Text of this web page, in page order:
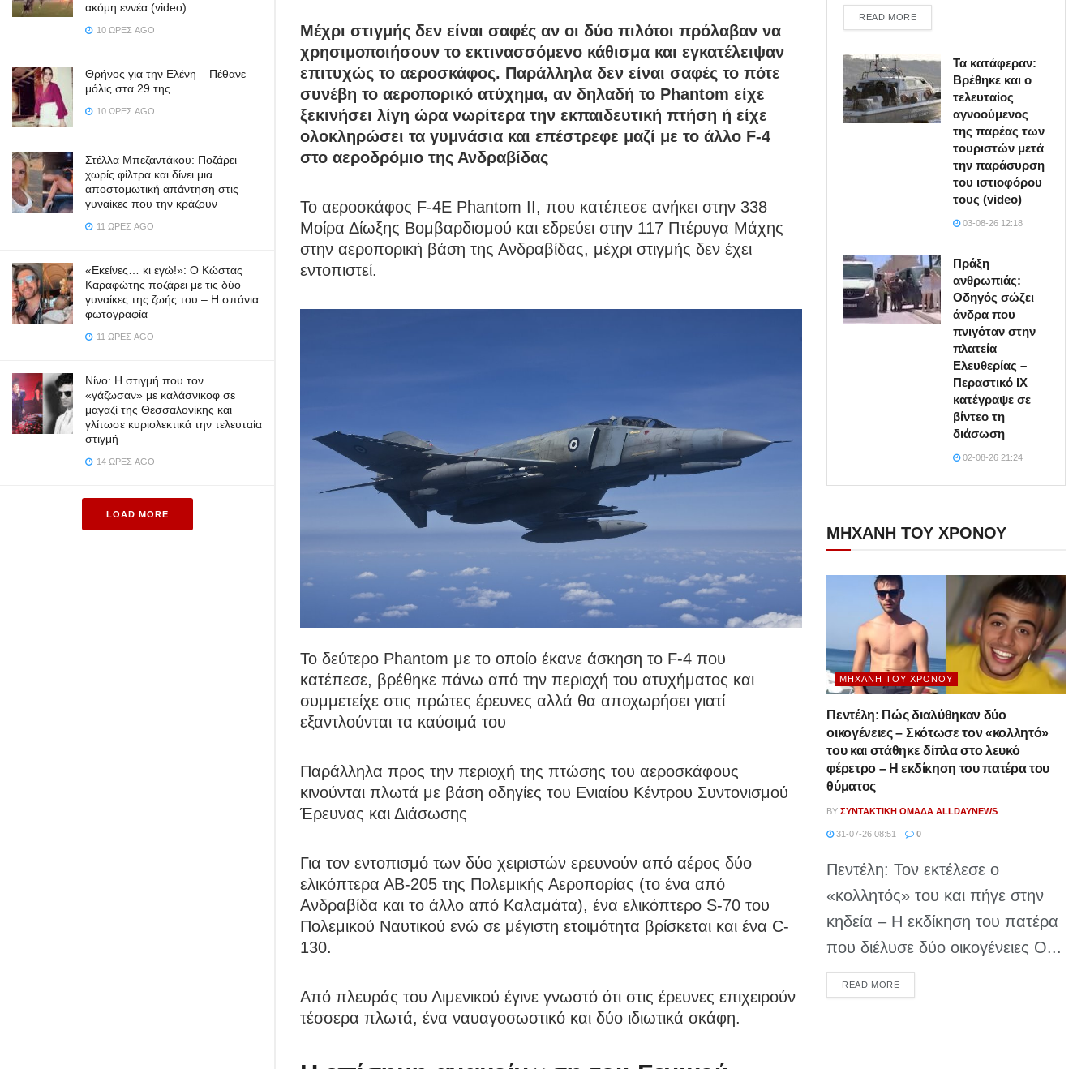
ακόμη εννέα (video)
10 ΏΡΕΣ AGO
Θρήνος για την Ελένη – Πέθανε
μόλις στα 29 της
10 ΏΡΕΣ AGO
Στέλλα Μπεζαντάκου: Ποζάρει
χωρίς φίλτρα και δίνει μια
αποστομωτική απάντηση στις
γυναίκες που την κράζουν
11 ΏΡΕΣ AGO
«Εκείνες… κι εγώ!»: Ο Κώστας
Καραφώτης ποζάρει με τις δύο
γυναίκες της ζωής του – Η σπάνια
φωτογραφία
11 ΏΡΕΣ AGO
Νίνο: Η στιγμή που τον
«γάζωσαν» με καλάσνικοφ σε
μαγαζί της Θεσσαλονίκης και
γλίτωσε κυριολεκτικά την τελευταία
στιγμή
14 ΏΡΕΣ AGO
LOAD MORE
Μέχρι στιγμής δεν είναι σαφές αν οι δύο πιλότοι πρόλαβαν να
χρησιμοποιήσουν το εκτινασσόμενο κάθισμα και εγκατέλειψαν
επιτυχώς το αεροσκάφος. Παράλληλα δεν είναι σαφές το πότε
συνέβη το αεροπορικό ατύχημα, αν δηλαδή το Phantom είχε
ξεκινήσει λίγη ώρα νωρίτερα την εκπαιδευτική πτήση ή είχε
ολοκληρώσει τα γυμνάσια και επέστρεφε μαζί με το άλλο F-4
στο αεροδρόμιο της Ανδραβίδας
Το αεροσκάφος F-4E Phantom II, που κατέπεσε ανήκει στην 338
Μοίρα Δίωξης Βομβαρδισμού και εδρεύει στην 117 Πτέρυγα Μάχης
στην αεροπορική βάση της Ανδραβίδας, μέχρι στιγμής δεν έχει
εντοπιστεί.
Το δεύτερο Phantom με το οποίο έκανε άσκηση το F-4 που
κατέπεσε, βρέθηκε πάνω από την περιοχή του ατυχήματος και
συμμετείχε στις πρώτες έρευνες αλλά θα αποχωρήσει γιατί
εξαντλούνται τα καύσιμά του
Παράλληλα προς την περιοχή της πτώσης του αεροσκάφους
κινούνται πλωτά με βάση οδηγίες του Ενιαίου Κέντρου Συντονισμού
Έρευνας και Διάσωσης
Για τον εντοπισμό των δύο χειριστών ερευνούν από αέρος δύο
ελικόπτερα ΑΒ-205 της Πολεμικής Αεροπορίας (το ένα από
Ανδραβίδα και το άλλο από Καλαμάτα), ένα ελικόπτερο S-70 του
Πολεμικού Ναυτικού ενώ σε μέγιστη ετοιμότητα βρίσκεται και ένα C-
130.
Από πλευράς του Λιμενικού έγινε γνωστό ότι στις έρευνες επιχειρούν
τέσσερα πλωτά, ένα ναυαγοσωστικό και δύο ιδιωτικά σκάφη.
READ MOREDETAILS
Τα κατάφεραν:
Βρέθηκε και ο
τελευταίος
αγνοούμενος
της παρέας των
τουριστών μετά
την παράσυρση
του ιστιοφόρου
τους (video)
03-08-26 12:18
Πράξη
ανθρωπιάς:
Οδηγός σώζει
άνδρα που
πνιγόταν στην
πλατεία
Ελευθερίας –
Περαστικό ΙΧ
κατέγραψε σε
βίντεο τη
διάσωση
02-08-26 21:24
ΜΗΧΑΝΗ ΤΟΥ ΧΡΟΝΟΥ
ΜΗΧΑΝΉ ΤΟΥ ΧΡΌΝΟΥ
Πεντέλη: Πώς διαλύθηκαν δύο
οικογένειες – Σκότωσε τον «κολλητό»
του και στάθηκε δίπλα στο λευκό
φέρετρο – Η εκδίκηση του πατέρα του
θύματος
BY ΣΥΝΤΑΚΤΙΚΉ ΟΜΆΔΑ ALLDAYNEWS
31-07-26 08:51 0
Πεντέλη: Τον εκτέλεσε ο
«κολλητός» του και πήγε στην
κηδεία – Η εκδίκηση του πατέρα
που διέλυσε δύο οικογένειες Ο...
READ MOREDETAILS